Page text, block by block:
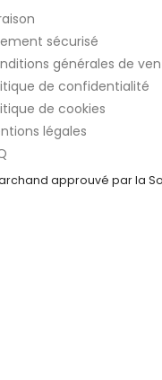
sécurisé
générales de
de confidentialité
de cookies
légales
approuvé par la